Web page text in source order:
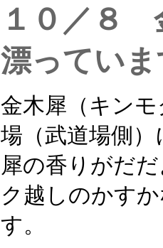
１０／８
漂ってい
金木犀（キン
場（武道場側
犀の香りがだ
ク越しのかす
す。